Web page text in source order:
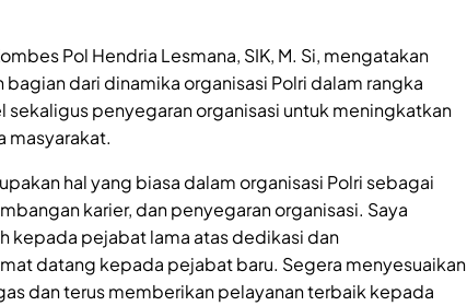
Pol Hendria Lesmana, SIK, M. Si, mengatakan
dari dinamika organisasi Polri dalam rangka
sekaligus penyegaran organisasi untuk meningkatkan
masyarakat.
hal yang biasa dalam organisasi Polri sebagai
karier, dan penyegaran organisasi. Saya
kepada pejabat lama atas dedikasi dan
datang kepada pejabat baru. Segera menyesuaikan
dan terus memberikan pelayanan terbaik kepada